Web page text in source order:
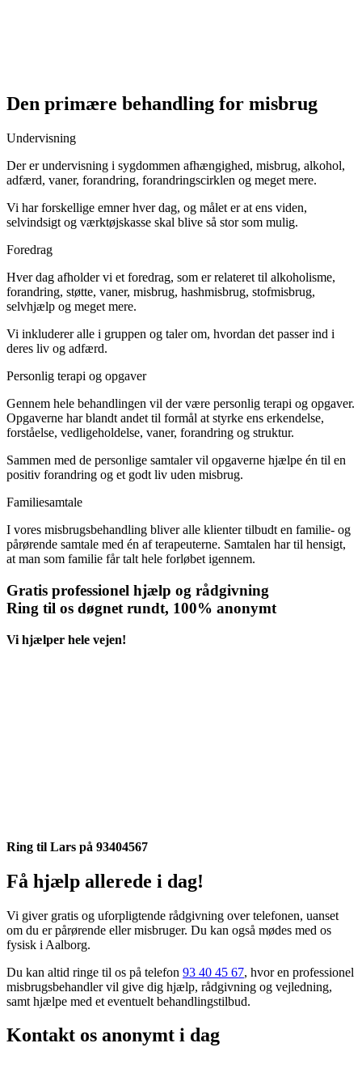
Den primære behandling for misbrug
Undervisning
Der er undervisning i sygdommen afhængighed, misbrug, alkohol,
adfærd, vaner, forandring, forandringscirklen og meget mere.
Vi har forskellige emner hver dag, og målet er at ens viden,
selvindsigt og værktøjskasse skal blive så stor som mulig.
Foredrag
Hver dag afholder vi et foredrag, som er relateret til alkoholisme,
forandring, støtte, vaner, misbrug, hashmisbrug, stofmisbrug,
selvhjælp og meget mere.
Vi inkluderer alle i gruppen og taler om, hvordan det passer ind i
deres liv og adfærd.
Personlig terapi og opgaver
Gennem hele behandlingen vil der være personlig terapi og opgaver.
Opgaverne har blandt andet til formål at styrke ens erkendelse,
forståelse, vedligeholdelse, vaner, forandring og struktur.
Sammen med de personlige samtaler vil opgaverne hjælpe én til en
positiv forandring og et godt liv uden misbrug.
Familiesamtale
I vores misbrugsbehandling bliver alle klienter tilbudt en familie- og
pårørende samtale med én af terapeuterne. Samtalen har til hensigt,
at man som familie får talt hele forløbet igennem.
Gratis professionel hjælp og rådgivning
Ring til os døgnet rundt, 100% anonymt
Vi hjælper hele vejen!
Ring til Lars på 93404567
Få hjælp allerede i dag!
Vi giver gratis og uforpligtende rådgivning over telefonen, uanset
om du er pårørende eller misbruger. Du kan også mødes med os
fysisk i Aalborg.
Du kan altid ringe til os på telefon 93 40 45 67, hvor en professionel
misbrugsbehandler vil give dig hjælp, rådgivning og vejledning,
samt hjælpe med et eventuelt behandlingstilbud.
Kontakt os anonymt i dag